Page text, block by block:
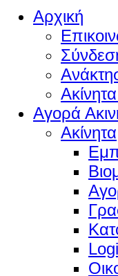
Αρχική
Αγορά
Ακίνητα